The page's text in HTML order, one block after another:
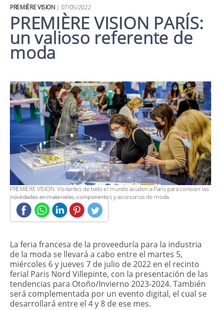
PREMIÈRE VISION| 07/05/2022
PREMIÈRE VISION PARÍS:
un valioso referente de
moda
​PREMIÈRE VISION. Visitantes de todo el mundo acuden a París para conocer las
novedades en materiales, componentes y accesorios de moda.
La feria francesa de la proveeduría para la industria
de la moda se llevará a cabo entre el martes 5,
miércoles 6 y jueves 7 de julio de 2022 en el recinto
ferial Paris Nord Villepinte, con la presentación de las
tendencias para Otoño/Invierno 2023-2024. También
será complementada por un evento digital, el cual se
desarrollará entre el 4 y 8 de ese mes.